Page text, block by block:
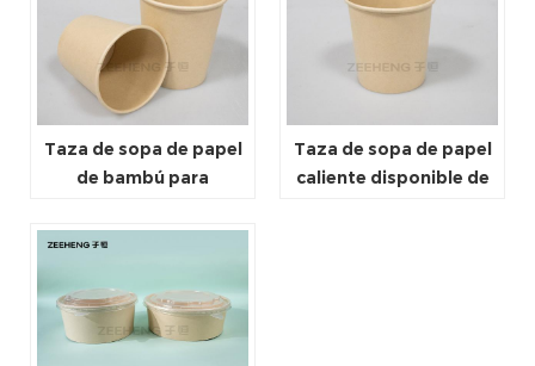
Taza de sopa de papel
de bambú para
tapa de plástico
Taza de sopa de papel
caliente disponible de